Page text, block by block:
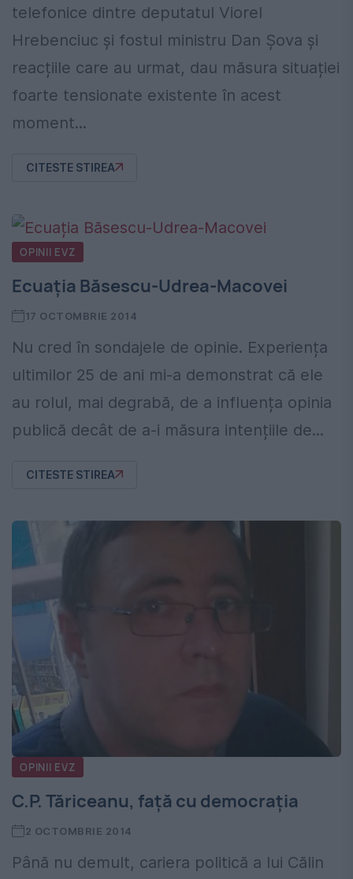
telefonice dintre deputatul Viorel
Hrebenciuc și fostul ministru Dan Șova și
reacțiile care au urmat, dau măsura situației
foarte tensionate existente în acest
moment...
CITESTE STIREA
OPINII EVZ
Ecuația Băsescu-Udrea-Macovei
17 OCTOMBRIE 2014
Nu cred în sondajele de opinie. Experiența
ultimilor 25 de ani mi-a demonstrat că ele
au rolul, mai degrabă, de a influența opinia
publică decât de a-i măsura intențiile de...
CITESTE STIREA
OPINII EVZ
C.P. Tăriceanu, față cu democrația
2 OCTOMBRIE 2014
Până nu demult, cariera politică a lui Călin